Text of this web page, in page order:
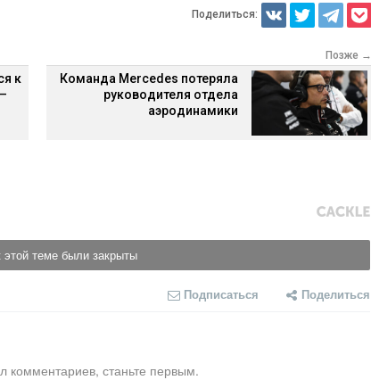
Поделиться:
к
Позже →
Команда Mercedes потеряла
руководителя отдела
аэродинамики
теме были закрыты
Подписаться Поделиться
комментариев, станьте первым.